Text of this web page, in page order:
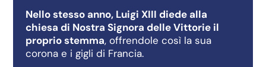
Nello stesso anno, Luigi XIII diede alla
chiesa di Nostra Signora delle Vittorie il
proprio stemma, offrendole così la sua
corona e i gigli di Francia.